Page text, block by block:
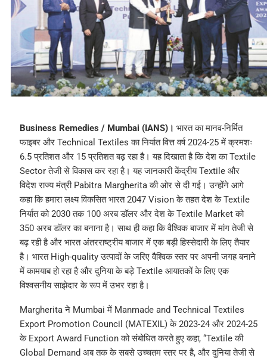
Business Remedies / Mumbai (IANS)। भारत का मानव-निर्मित
फाइबर और Technical Textiles का निर्यात वित्त वर्ष 2024-25 में क्रमशः
6.5 प्रतिशत और 15 प्रतिशत बढ़ रहा है। यह दिखाता है कि देश का Textile
Sector तेजी से विकास कर रहा है। यह जानकारी केंद्रीय Textile और
विदेश राज्य मंत्री Pabitra Margherita की ओर से दी गई। उन्होंने आगे
कहा कि हमारा लक्ष्य विकसित भारत 2047 Vision के तहत देश के Textile
निर्यात को 2030 तक 100 अरब डॉलर और देश के Textile Market को
350 अरब डॉलर का बनाना है। साथ ही कहा कि वैश्विक बाजार में मांग तेजी से
बढ़ रही है और भारत अंतरराष्ट्रीय बाजार में एक बड़ी हिस्सेदारी के लिए तैयार
है। भारत High-quality उत्पादों के जरिए वैश्विक स्तर पर अपनी जगह बनाने
में कामयाब हो रहा है और दुनिया के बड़े Textile आयातकों के लिए एक
विश्वसनीय साझेदार के रूप में उभर रहा है।
Margherita ने Mumbai में Manmade and Technical Textiles
Export Promotion Council (MATEXIL) के 2023-24 और 2024-25
के Export Award Function को संबोधित करते हुए कहा, “Textile की
Global Demand अब तक के सबसे उच्चतम स्तर पर है, और दुनिया तेजी से